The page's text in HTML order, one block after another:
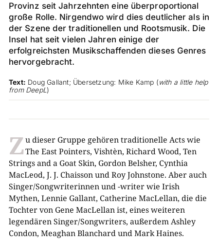
Provinz seit Jahrzehnten eine überproportional
große Rolle. Nirgendwo wird dies deutlicher als in
der Szene der traditionellen und Rootsmusik. Die
Insel hat seit vielen Jahren einige der
erfolgreichsten Musikschaffenden dieses Genres
hervorgebracht.
Text: Doug Gallant; Übersetzung: Mike Kamp (with a little help
from DeepL )
Zu dieser Gruppe gehören traditionelle Acts wie
The East Pointers, Vishtèn, Richard Wood, Ten
Strings and a Goat Skin, Gordon Belsher, Cynthia
MacLeod, J. J. Chaisson und Roy Johnstone. Aber auch
Singer/Songwriterinnen und -writer wie Irish
Mythen, Lennie Gallant, Catherine MacLellan, die die
Tochter von Gene MacLellan ist, eines weiteren
legendären Singer/Songwriters, außerdem Ashley
Condon, Meaghan Blanchard und Mark Haines.